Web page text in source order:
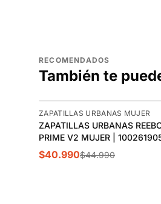
RECOMENDADOS
También te
-9%
ZAPATILLAS URBANAS MUJER
ZAPATILLAS URBANAS
PRIME V2 MUJER |
$40.990$44.990